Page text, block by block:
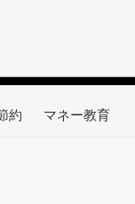
約 マネー教育